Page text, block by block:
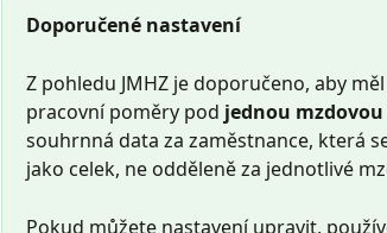
Doporučené nastavení
Z pohledu JMHZ je doporučeno, aby
pracovní poměry pod jednou
souhrnná data za zaměstnance, která
jako celek, ne odděleně za jednotlivé
Pokud můžete nastavení upravit,